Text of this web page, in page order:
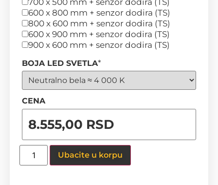
700 x 500 mm + senzor dodira (TS)
600 x 800 mm + senzor dodira (TS)
800 x 600 mm + senzor dodira (TS)
600 x 900 mm + senzor dodira (TS)
900 x 600 mm + senzor dodira (TS)
BOJA LED SVETLA*
CENA
Ubacite u korpu